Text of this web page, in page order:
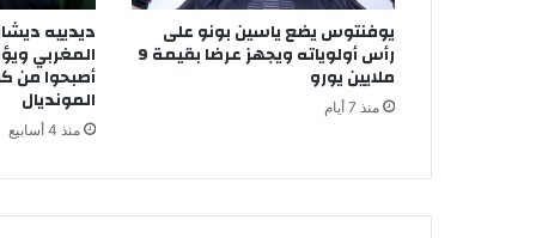
ئ
ي
أ
ك
ب
ا
يوفنتوس يضع ياسين بونو على
رأس أولوياته ويجهز عرضا بقيمة 9
ملايين يورو
منذ 7 أيام
ديدييه
المغربي
أصبحوا من
المونديال
منذ 4 أسابيع